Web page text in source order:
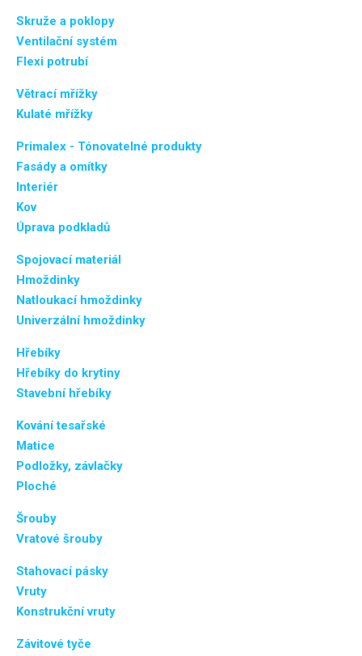
Skruže a poklopy
Ventilační systém
Flexi potrubí
Větrací mřížky
Kulaté mřížky
Primalex - Tónovatelné produkty
Fasády a omítky
Interiér
Kov
Úprava podkladů
Spojovací materiál
Hmoždinky
Natloukací hmoždinky
Univerzální hmoždinky
Hřebíky
Hřebíky do krytiny
Stavební hřebíky
Kování tesařské
Matice
Podložky, závlačky
Ploché
Šrouby
Vratové šrouby
Stahovací pásky
Vruty
Konstrukční vruty
Závitové tyče